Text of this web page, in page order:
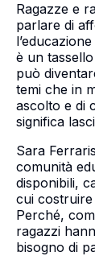
Ragazze e
parlare di
è un
può
temi che in
ascolto e di
significa
Sara
comunità
disponibili,
cui costruire
Perché,
ragazzi
bisogno di